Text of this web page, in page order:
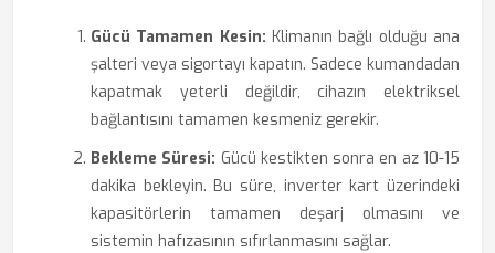
Gücü Tamamen Kesin: Klimanın bağlı olduğu ana
şalteri veya sigortayı kapatın. Sadece kumandadan
kapatmak yeterli değildir, cihazın elektriksel
bağlantısını tamamen kesmeniz gerekir.
Bekleme Süresi: Gücü kestikten sonra en az 10-15
dakika bekleyin. Bu süre, inverter kart üzerindeki
kapasitörlerin tamamen deşarj olmasını ve
sistemin hafızasının sıfırlanmasını sağlar.